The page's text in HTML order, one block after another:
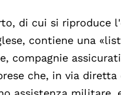
di cui si riproduce
contiene una
compagnie
che, in via